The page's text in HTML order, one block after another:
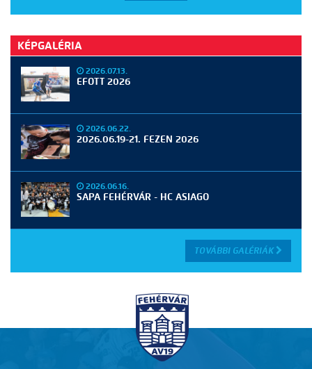
KÉPGALÉRIA
2026.07.13.
EFOTT 2026
2026.06.22.
2026.06.19-21. FEZEN 2026
2026.06.16.
SAPA FEHÉRVÁR - HC ASIAGO
TOVÁBBI GALÉRIÁK